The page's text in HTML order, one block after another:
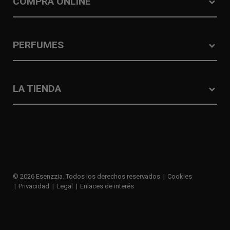
PERFUMES
LA TIENDA
© 2026 Esenzzia. Todos los derechos reservados
Cookies
Privacidad
Legal Enlaces de interés